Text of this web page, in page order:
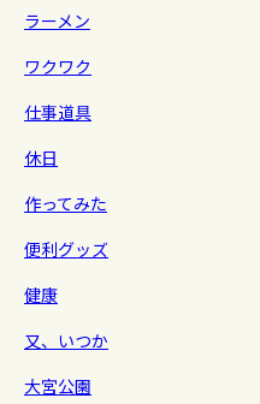
ラーメン
ワクワク
仕事道具
休日
作ってみた
便利グッズ
健康
又、いつか
大宮公園